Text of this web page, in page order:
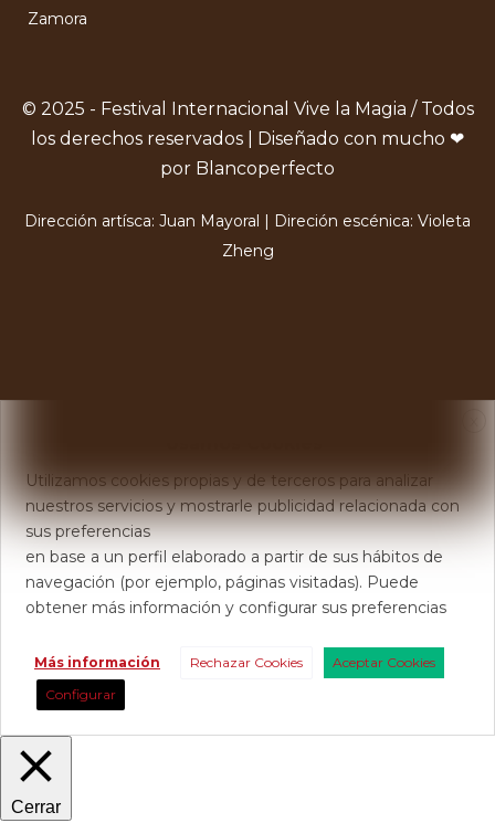
Zamora
© 2025 - Festival Internacional Vive la Magia / Todos
los derechos reservados | Diseñado con mucho ❤
por Blancoperfecto
Dirección artísca: Juan Mayoral | Direción escénica: Violeta
Zheng
Utilizamos cookies propias y de terceros para analizar
nuestros servicios y mostrarle publicidad relacionada con
sus preferencias
en base a un perfil elaborado a partir de sus hábitos de
navegación (por ejemplo, páginas visitadas). Puede
obtener más información y configurar sus preferencias
Más información Rechazar Cookies
Aceptar Cookies
Configurar
Cerrar